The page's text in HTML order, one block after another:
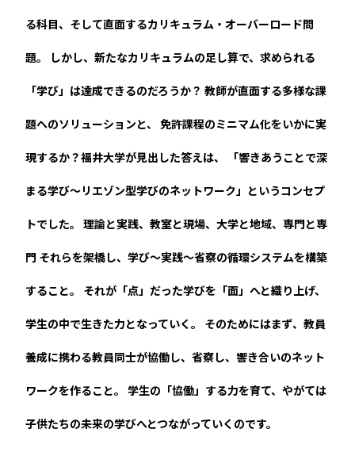
る科目、そして直面するカリキュラム・オーバーロード問
題。 しかし、新たなカリキュラムの足し算で、求められる
「学び」は達成できるのだろうか？ 教師が直面する多様な課
題へのソリューションと、 免許課程のミニマム化をいかに実
現するか？福井大学が見出した答えは、 「響きあうことで深
まる学び～リエゾン型学びのネットワーク」というコンセプ
トでした。 理論と実践、教室と現場、大学と地域、専門と専
門―― それらを架橋し、学び～実践～省察の循環システムを構築
すること。 それが「点」だった学びを「面」へと織り上げ、
学生の中で生きた力となっていく。 そのためにはまず、教員
養成に携わる教員同士が協働し、省察し、響き合いのネット
ワークを作ること。 学生の「協働」する力を育て、やがては
子供たちの未来の学びへとつながっていくのです。